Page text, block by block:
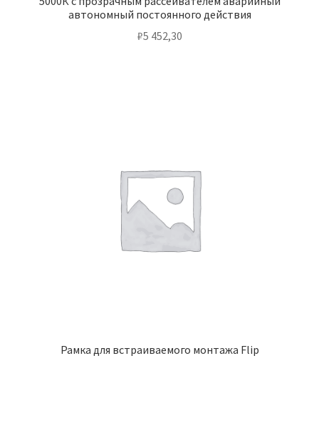
автономный постоянного действия
₽5 452,30
Рамка для встраиваемого монтажа Flip